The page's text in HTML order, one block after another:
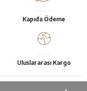
Kapıda Ödeme
Uluslararası Kargo